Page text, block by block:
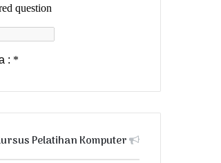
Pelatihan Komputer